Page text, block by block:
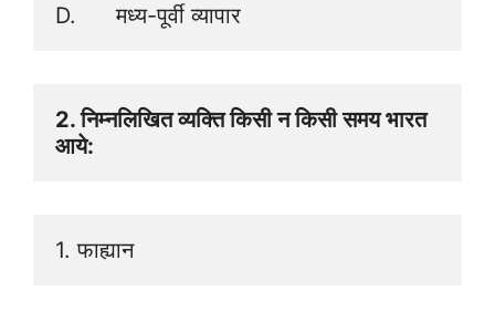
D.      मध्य-पूर्वी व्यापार
2. निम्नलिखित व्यक्ति किसी न किसी समय भारत
आये:
1. फाह्यान